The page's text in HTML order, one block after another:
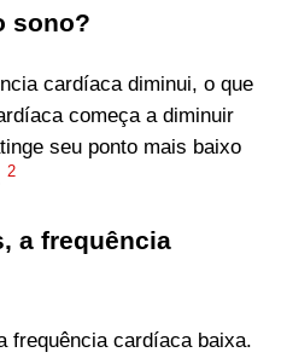
sono?
cardíaca diminui, o que
começa a diminuir
seu ponto mais baixo
2
a frequência
frequência cardíaca baixa.